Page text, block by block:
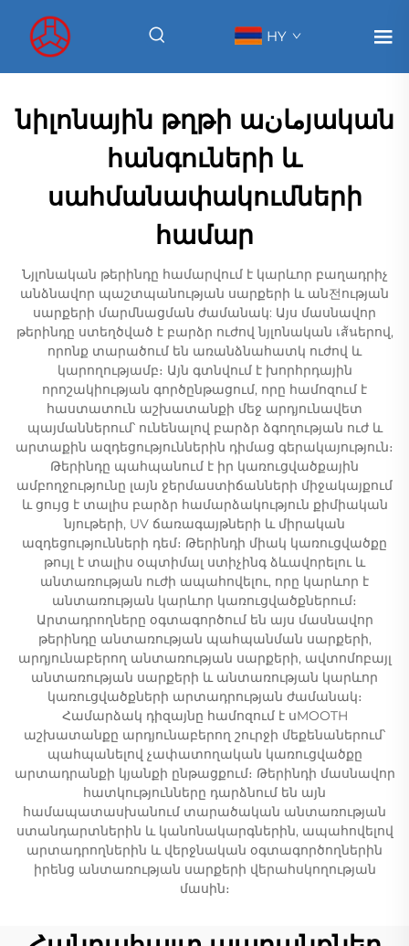
HY
նիլոնային թղթի աمانյական
հանգուների և
սահմանափակումների
համար
Նյլոնական թերինդը համարվում է կարևոր բաղադրիչ
անձնավոր պաշտպանության սարքերի և ան전ության
սարքերի մարմնացման ժամանակ: Այս մասնավոր
թերինդը ստեղծված է բարձր ուժով նյլոնական เส้นերով,
որոնք տարածում են առանձնահատկ ուժով և
կարողությամբ։ Այն գտնվում է խորհրդային
որոշակիության գործընթացում, որը համոզում է
հաստատուն աշխատանքի մեջ արդյունավետ
պայմաններում՝ ունենալով բարձր ձգողության ուժ և
արտաքին ազդեցություններին դիմաց գերակայություն։
Թերինդը պահպանում է իր կառուցվածքային
ամբողջությունը լայն ջերմաստիճանների միջակայքում
և ցույց է տալիս բարձր համարձակություն քիմիական
նյութերի, UV ճառագայթների և միրական
ազդեցությունների դեմ։ Թերինդի միակ կառուցվածքը
թույլ է տալիս օպտիմալ ստիչինգ ձևավորելու և
անտառության ուժի ապահովելու, որը կարևոր է
անտառության կարևոր կառուցվածքներում։
Արտադրողները օգտագործում են այս մասնավոր
թերինդը անտառության պահպանման սարքերի,
արդյունաբերող անտառության սարքերի, ավտոմոբայլ
անտառության սարքերի և անտառության կարևոր
կառուցվածքների արտադրության ժամանակ։
Համարձակ դիզայնը համոզում է սMOOTH
աշխատանքը արդյունաբերող շուրջի մեքենաներում՝
պահպանելով չափատողական կառուցվածքը
արտադրանքի կյանքի ընթացքում։ Թերինդի մասնավոր
հատկությունները դարձնում են այն
համապատասխանում տարածական անտառության
ստանդարտներին և կանոնակարգներին, ապահովելով
արտադրողներին և վերջնական օգտագործողներին
իրենց անտառության սարքերի վերահսկողության
մասին։